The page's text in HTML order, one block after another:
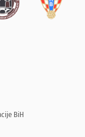
BiH